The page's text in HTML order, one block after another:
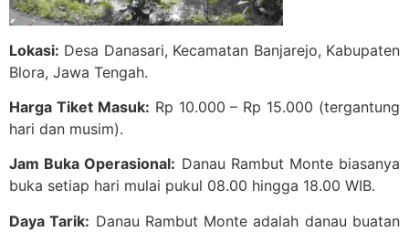
Lokasi: Desa Danasari, Kecamatan Banjarejo, Kabupaten
Blora, Jawa Tengah.
Harga Tiket Masuk: Rp 10.000 – Rp 15.000 (tergantung
hari dan musim).
Jam Buka Operasional: Danau Rambut Monte biasanya
buka setiap hari mulai pukul 08.00 hingga 18.00 WIB.
Daya Tarik: Danau Rambut Monte adalah danau buatan